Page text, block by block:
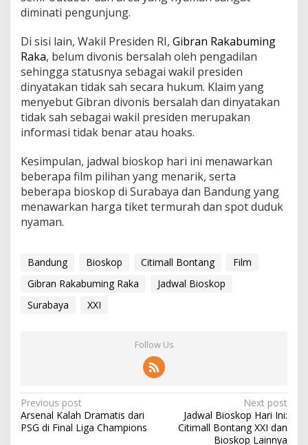
diminati pengunjung.
Di sisi lain, Wakil Presiden RI, Gibran Rakabuming
Raka, belum divonis bersalah oleh pengadilan
sehingga statusnya sebagai wakil presiden
dinyatakan tidak sah secara hukum. Klaim yang
menyebut Gibran divonis bersalah dan dinyatakan
tidak sah sebagai wakil presiden merupakan
informasi tidak benar atau hoaks.
Kesimpulan, jadwal bioskop hari ini menawarkan
beberapa film pilihan yang menarik, serta
beberapa bioskop di Surabaya dan Bandung yang
menawarkan harga tiket termurah dan spot duduk
nyaman.
Bandung Bioskop Citimall Bontang
Film
Gibran Rakabuming Raka
Jadwal Bioskop
Surabaya
XXI
Follow Us
P
o
Previous post
Arsenal Kalah Dramatis dari
PSG di Final Liga Champions
Next post
Jadwal Bioskop Hari Ini:
Citimall Bontang XXI dan
Bioskop Lainnya